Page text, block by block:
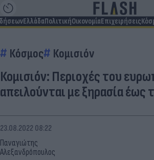
ΕλλάδαΠολιτικήΟικονομίαΕπιχειρήσεις
Κόσμος Κομισιόν
Κομισιόν: Περιοχές του
απειλούνται με ξηρασία έως
Παναγιώτης
Αλεξανδρόπουλος
23.08.2022 08:22